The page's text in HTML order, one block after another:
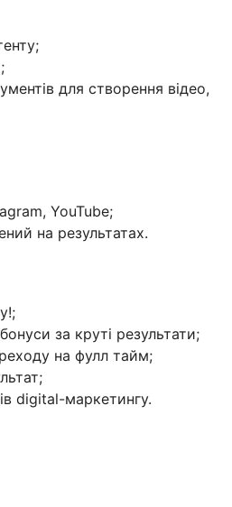
для створення відео,
YouTube;
на результатах.
за круті результати;
на фулл тайм;
digital-маркетингу.